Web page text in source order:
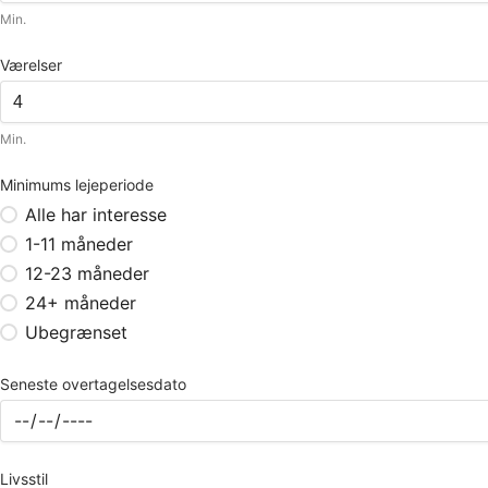
Min.
Værelser
Min.
Minimums lejeperiode
Alle har interesse
1-11 måneder
12-23 måneder
24+ måneder
Ubegrænset
Seneste overtagelsesdato
Livsstil